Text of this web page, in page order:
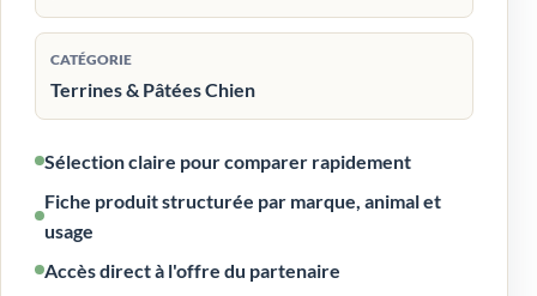
CATÉGORIE
Terrines & Pâtées Chien
Sélection claire pour comparer rapidement
Fiche produit structurée par marque, animal et
usage
Accès direct à l'offre du partenaire